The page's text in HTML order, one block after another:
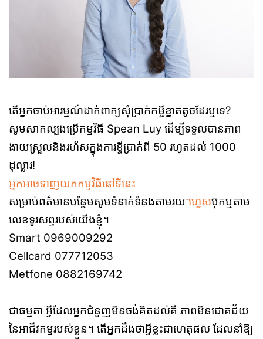
តើអ្នកចាប់អារម្មណ៍ដាក់ពាក្យសុំប្រាក់កម្ចីខ្នាតតូចដែរឬទេ?
សូមសាកល្បងប្រើកម្មវិធី Spean Luy ដើម្បីទទួលបានភាព
ងាយស្រួលនិងរហ័សក្នុងការខ្ចីប្រាក់ពី 50 រហូតដល់ 1000
ដុល្លារ!
អ្នកអាចទាញយកកម្មវិធីនៅទីនេះ
សម្រាប់ពត៌មានបន្ថែមសូមទំនាក់ទំនងតាមរយៈហ្វេសប៊ុកឬតាម
លេខទូរសព្ទរបស់យើងខ្ញុំ។
Smart 0969009292
Cellcard 077712053
Metfone 0882169742
ជាធម្មតា អ្វីដែលអ្នកជំនួញមិនចង់គិតដល់គឺ​​ ភាពមិនជោគជ័យ
នៃអាជីវកម្មរបស់ខ្លួន។ តើអ្នកដឹងថាអ្វីខ្លះជាហេតុផល ដែលនាំឱ្យ